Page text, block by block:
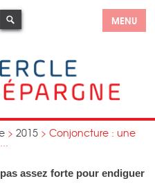
MENU
> 2015 > Conjoncture : une
assez forte pour endiguer